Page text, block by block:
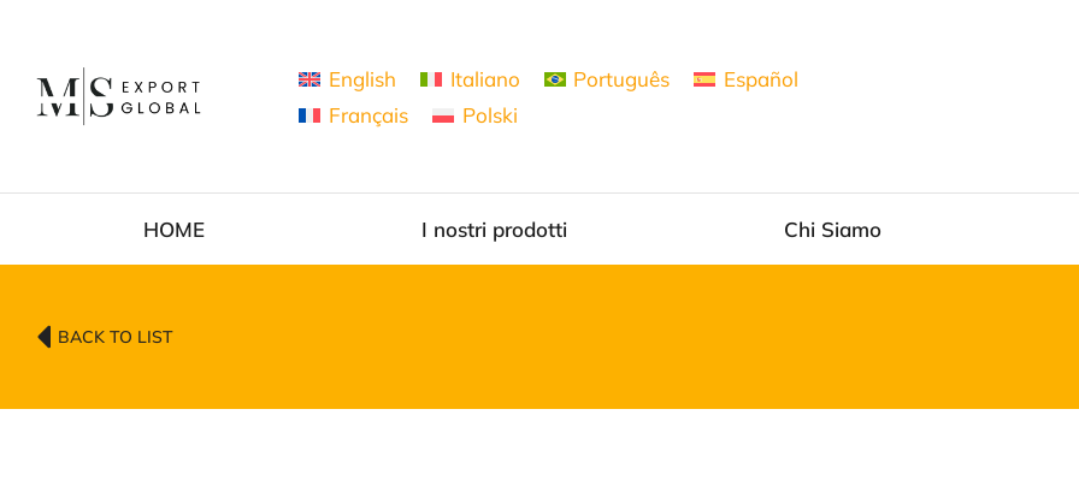
English Italiano Português
Español
Français
Polski
HOME I nostri prodotti Chi Siamo
BACK TO LIST